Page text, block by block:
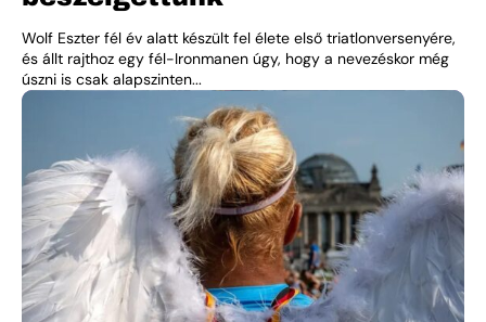
Wolf Eszter fél év alatt készült fel élete első triatlonversenyére,
és állt rajthoz egy fél-Ironmanen úgy, hogy a nevezéskor még
úszni is csak alapszinten...